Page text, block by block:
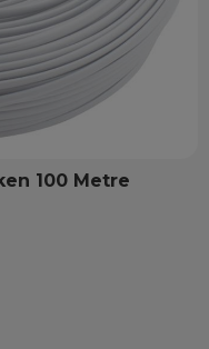
100 Metre